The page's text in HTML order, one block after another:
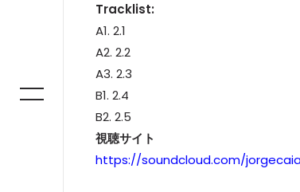
Tracklist:
A1. 2.1
A2. 2.2
A3. 2.3
B1. 2.4
B2. 2.5
視聴サイト
https://soundcloud.com/